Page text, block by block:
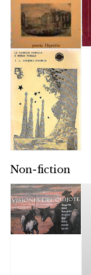
Non-fiction